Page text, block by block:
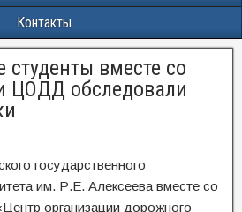
Контакты
студенты вместе со
ЦОДД обследовали
государственного
им. Р.Е. Алексеева вместе со
организации дорожного